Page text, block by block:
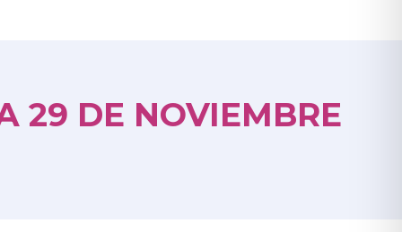
29 DE NOVIEMBRE